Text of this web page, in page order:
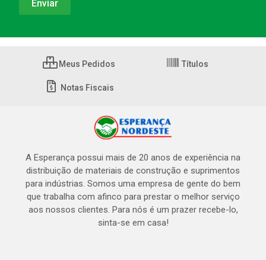
Meus Pedidos Títulos
Notas Fiscais
A Esperança possui mais de 20 anos de experiência na
distribuição de materiais de construção e suprimentos
para indústrias. Somos uma empresa de gente do bem
que trabalha com afinco para prestar o melhor serviço
aos nossos clientes. Para nós é um prazer recebe-lo,
sinta-se em casa!